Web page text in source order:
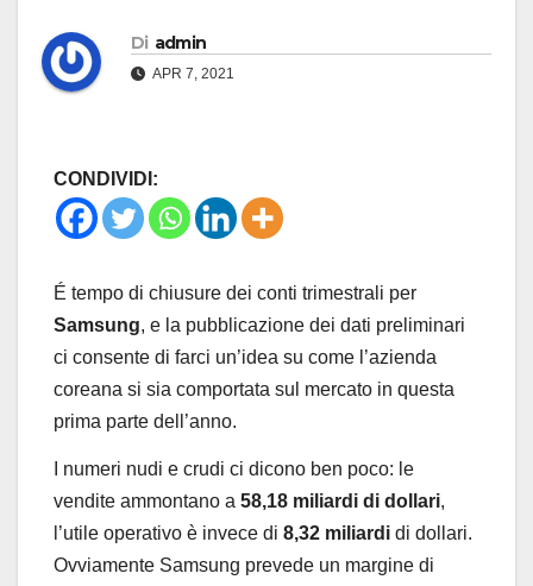
Di admin
APR 7, 2021
CONDIVIDI:
É tempo di chiusure dei conti trimestrali per
Samsung, e la pubblicazione dei dati preliminari
ci consente di farci un’idea su come l’azienda
coreana si sia comportata sul mercato in questa
prima parte dell’anno.
I numeri nudi e crudi ci dicono ben poco: le
vendite ammontano a 58,18 miliardi di dollari,
l’utile operativo è invece di 8,32 miliardi di dollari.
Ovviamente Samsung prevede un margine di